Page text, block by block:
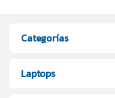
Categorías
Laptops